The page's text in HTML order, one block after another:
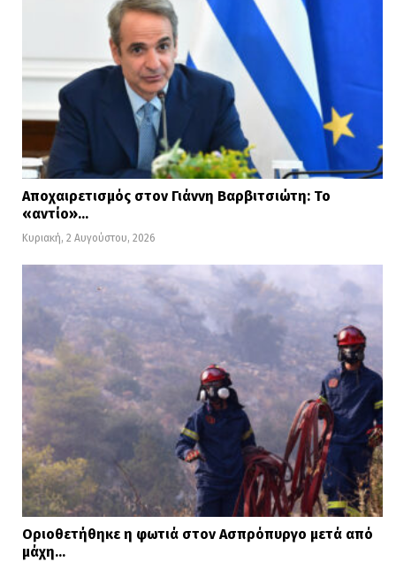
Αποχαιρετισμός στον Γιάννη Βαρβιτσιώτη: Το
«αντίο»…
Κυριακή, 2 Αυγούστου, 2026
Οριοθετήθηκε η φωτιά στον Ασπρόπυργο μετά από
μάχη…